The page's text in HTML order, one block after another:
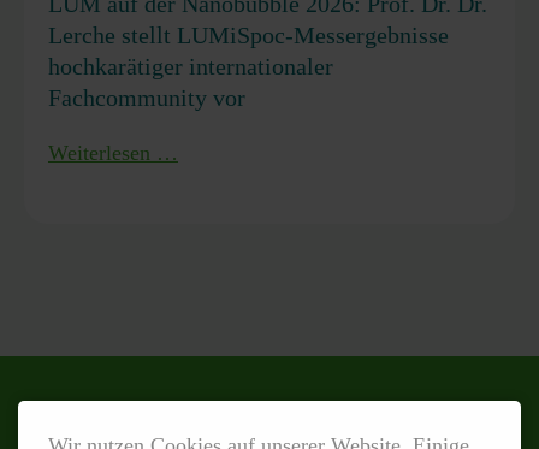
Lerche stellt LUMiSpoc-Messergebnisse
hochkarätiger internationaler
Fachcommunity vor
Weiterlesen …
stellt